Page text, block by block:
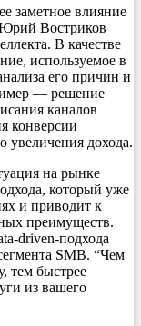
заметное влияние
Востриков
В качестве
используемое в
его причин и
— решение
каналов
конверсии
увеличения дохода.
на рынке
который уже
и приводит к
преимуществ.
driven-подхода
SMB. “Чем
тем быстрее
из вашего